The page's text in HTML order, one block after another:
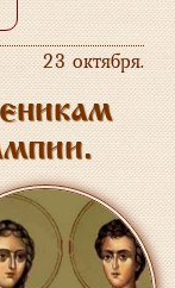
23 октября.